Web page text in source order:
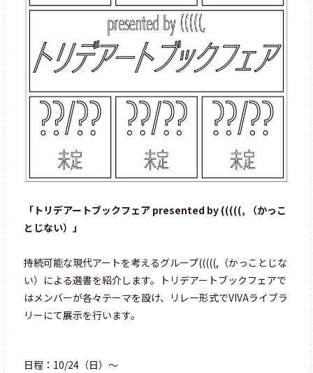
「トリデアートブックフェア presented by (((((, （かっこ
とじない）」
持続可能な現代アートを考えるグループ(((((,（かっことじな
い）による選書を紹介します。トリデアートブックフェアで
はメンバーが各々テーマを設け、リレー形式でVIVAライブラ
リーにて展示を行います。
日程：10/24（日）〜